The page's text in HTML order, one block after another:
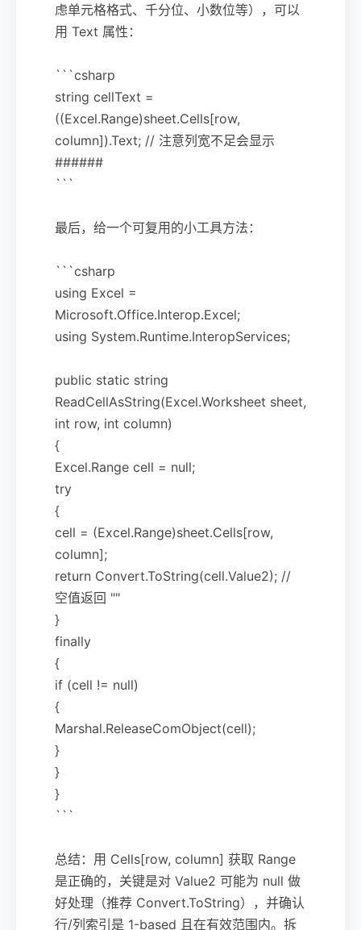
虑单元格格式、千分位、小数位等），可以
用 Text 属性：
```csharp
string cellText =
((Excel.Range)sheet.Cells[row,
column]).Text; // 注意列宽不足会显示
######
```
最后，给一个可复用的小工具方法：
```csharp
using Excel =
Microsoft.Office.Interop.Excel;
using System.Runtime.InteropServices;
public static string
ReadCellAsString(Excel.Worksheet sheet,
int row, int column)
{
Excel.Range cell = null;
try
{
cell = (Excel.Range)sheet.Cells[row,
column];
return Convert.ToString(cell.Value2); //
空值返回 ""
}
finally
{
if (cell != null)
{
Marshal.ReleaseComObject(cell);
}
}
}
```
总结：用 Cells[row, column] 获取 Range
是正确的，关键是对 Value2 可能为 null 做
好处理（推荐 Convert.ToString），并确认
行/列索引是 1-based 且在有效范围内。拆